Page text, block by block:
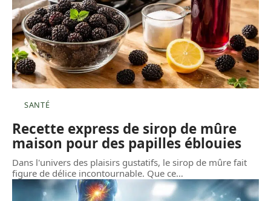
SANTÉ
Recette express de sirop de mûre
maison pour des papilles éblouies
Dans l'univers des plaisirs gustatifs, le sirop de mûre fait
figure de délice incontournable. Que ce…